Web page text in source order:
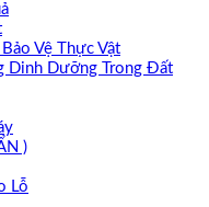
Vệ Thực Vật
Dinh Dưỡng Trong Đất
)
Lỗ